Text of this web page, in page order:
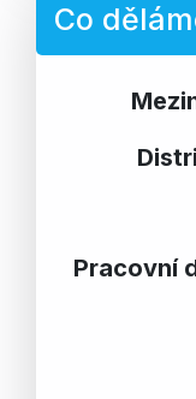
Co
Pracovní